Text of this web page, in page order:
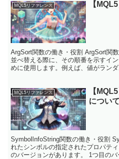
MQL5リファレンス 【
ArgSort関数の働き・役割 ArgSort関
並べ替える際に、その順番を示すイ
めに使用します。例えば、値がラン
MQL5リファレンス
【
について
SymbolInfoString関数の働き・役割
れたシンボルの指定されたプロパテ
のバージョンがあります。 1つ目のバ